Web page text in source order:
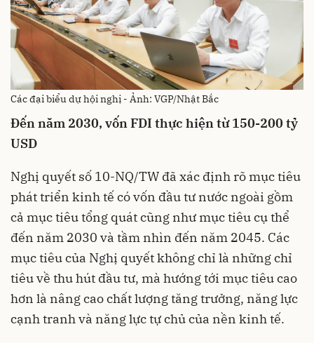
Các đại biểu dự hội nghị - Ảnh: VGP/Nhật Bắc
Đến năm 2030, vốn FDI thực hiện từ 150-200 tỷ
USD
Nghị quyết số 10-NQ/TW đã xác định rõ mục tiêu
phát triển kinh tế có vốn đầu tư nước ngoài gồm
cả mục tiêu tổng quát cũng như mục tiêu cụ thể
đến năm 2030 và tầm nhìn đến năm 2045. Các
mục tiêu của Nghị quyết không chỉ là những chỉ
tiêu về thu hút đầu tư, mà hướng tới mục tiêu cao
hơn là nâng cao chất lượng tăng trưởng, năng lực
cạnh tranh và năng lực tự chủ của nền kinh tế.